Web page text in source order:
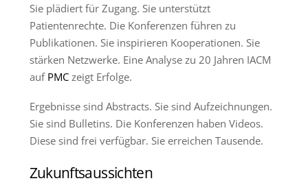
Sie plädiert für Zugang. Sie unterstützt
Patientenrechte. Die Konferenzen führen zu
Publikationen. Sie inspirieren Kooperationen. Sie
stärken Netzwerke. Eine Analyse zu 20 Jahren IACM
auf PMCzeigt Erfolge.
Ergebnisse sind Abstracts. Sie sind Aufzeichnungen.
Sie sind Bulletins. Die Konferenzen haben Videos.
Diese sind frei verfügbar. Sie erreichen Tausende.
Zukunftsaussichten